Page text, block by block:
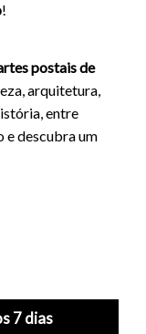
!
postais de
arquitetura,
entre
e descubra um
7 dias